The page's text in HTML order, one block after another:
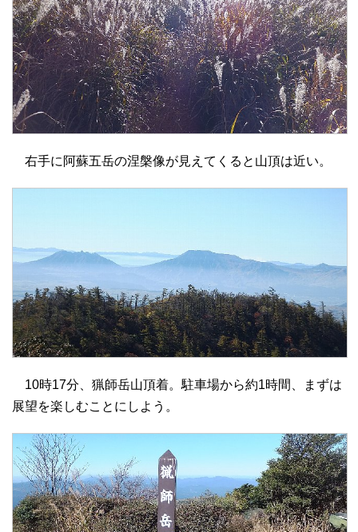
右手に阿蘇五岳の涅槃像が見えてくると山頂は近い。
10時17分、猟師岳山頂着。駐車場から約1時間、まずは
展望を楽しむことにしよう。